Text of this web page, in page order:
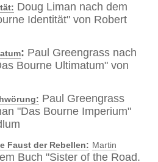
Doug Liman nach dem
Identität" von Robert
: Paul Greengrass nach
Bourne Ultimatum" von
Paul Greengrass
"Das Bourne Imperium"
Faust der Rebellen: Martin
Buch "Sister of the Road.